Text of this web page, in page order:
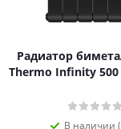
Радиатор
Thermo Infinity 500
В наличии